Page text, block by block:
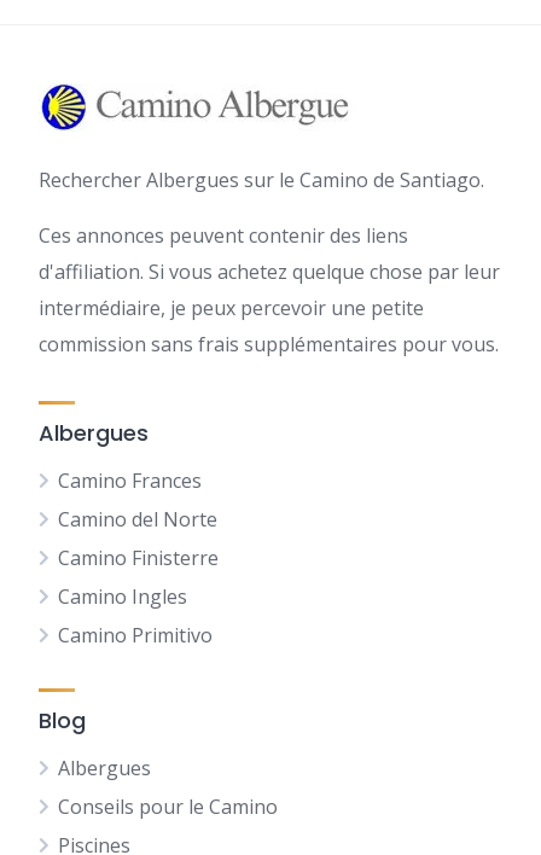
Rechercher Albergues sur le Camino de Santiago.
Ces annonces peuvent contenir des liens
d'affiliation. Si vous achetez quelque chose par leur
intermédiaire, je peux percevoir une petite
commission sans frais supplémentaires pour vous.
Albergues
Camino Frances
Camino del Norte
Camino Finisterre
Camino Ingles
Camino Primitivo
Blog
Albergues
Conseils pour le Camino
Piscines